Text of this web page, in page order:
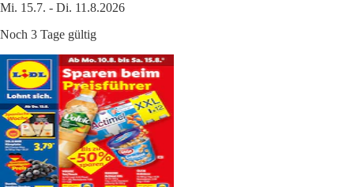
Mi. 15.7. - Di. 11.8.2026
Noch 3 Tage gültig